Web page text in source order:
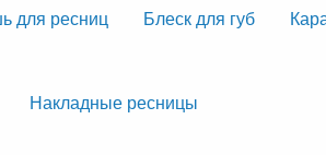
для ресниц
Блеск для губ
Накладные ресницы